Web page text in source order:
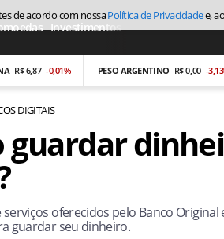
Investimentos Economia
-0,01% PESO ARGENTINO R$ 0,00 -3,13%
DIGITAIS
guardar
oferecidos pelo Banco Original
guardar seu dinheiro.
de acordo com nossaPolítica de Privacidadee,